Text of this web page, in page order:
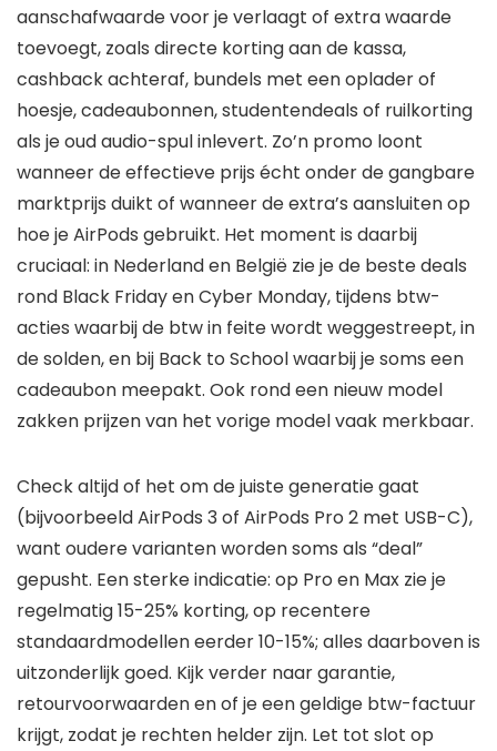
aanschafwaarde voor je verlaagt of extra waarde
toevoegt, zoals directe korting aan de kassa,
cashback achteraf, bundels met een oplader of
hoesje, cadeaubonnen, studentendeals of ruilkorting
als je oud audio-spul inlevert. Zo’n promo loont
wanneer de effectieve prijs écht onder de gangbare
marktprijs duikt of wanneer de extra’s aansluiten op
hoe je AirPods gebruikt. Het moment is daarbij
cruciaal: in Nederland en België zie je de beste deals
rond Black Friday en Cyber Monday, tijdens btw-
acties waarbij de btw in feite wordt weggestreept, in
de solden, en bij Back to School waarbij je soms een
cadeaubon meepakt. Ook rond een nieuw model
zakken prijzen van het vorige model vaak merkbaar.
Check altijd of het om de juiste generatie gaat
(bijvoorbeeld AirPods 3 of AirPods Pro 2 met USB-C),
want oudere varianten worden soms als “deal”
gepusht. Een sterke indicatie: op Pro en Max zie je
regelmatig 15-25% korting, op recentere
standaardmodellen eerder 10-15%; alles daarboven is
uitzonderlijk goed. Kijk verder naar garantie,
retourvoorwaarden en of je een geldige btw-factuur
krijgt, zodat je rechten helder zijn. Let tot slot op